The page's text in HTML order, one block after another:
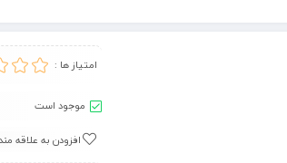
امتیاز ها :
موجود است
افزودن به علاقه